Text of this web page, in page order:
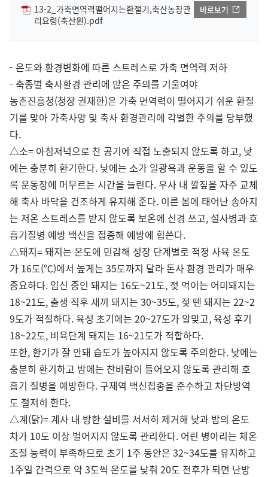
13-2_가축면역력떨어지는환절기,축산농장관
리요령(축산원).pdf
바로보기
- 온도와 환경변화에 따른 스트레스로 가축 면역력 저하
- 축종별 축사환경 관리에 많은 주의를 기울여야
농촌진흥청(청장 권재한)은 가축 면역력이 떨어지기 쉬운 환절
기를 맞아 가축사양 및 축사 환경관리에 각별한 주의를 당부했
다.
△소= 아침저녁으로 찬 공기에 직접 노출되지 않도록 하고, 낮
에는 충분히 환기한다. 낮에는 소가 일광욕과 운동을 할 수 있도
록 운동장에 머무르는 시간을 늘린다. 우사 내 깔짚을 자주 교체
해 축사 바닥을 건조하게 유지해 준다. 이른 봄에 태어난 송아지
는 저온 스트레스를 받지 않도록 보온에 신경 쓰고, 설사병과 호
흡기질병 예방 백신을 접종해 예방에 힘쓴다.
△돼지= 돼지는 온도에 민감해 성장 단계별로 적정 사육 온도
가 16도(℃)에서 높게는 35도까지 달라 돈사 환경 관리가 매우
중요하다. 임신 중인 돼지는 16도~21도, 젖 먹이는 어미돼지는
18~21도, 출생 직후 새끼 돼지는 30~35도, 젖 뗀 돼지는 22~2
9도가 적절하다. 육성 초기에는 20~27도가 알맞고, 육성 후기
18~22도, 비육단계 돼지는 16~21도가 적합하다.
또한, 환기가 잘 안돼 습도가 높아지지 않도록 주의한다. 낮에는
충분히 환기하고 밤에는 찬바람이 들어오지 않도록 관리해 호
흡기 질병을 예방한다. 구제역 백신접종을 준수하고 차단방역
도 철저히 한다.
△계(닭)= 계사 내 방한 설비를 서서히 제거해 낮과 밤의 온도
차가 10도 이상 벌어지지 않도록 관리한다. 어린 병아리는 체온
조절 능력이 부족하므로 초기 1주 동안은 32~34도를 유지하고
1주일 간격으로 약 3도씩 온도를 낮춰 20도 전후가 되면 난방